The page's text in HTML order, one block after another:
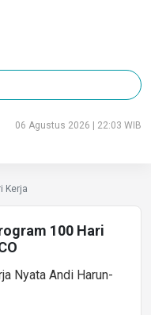
06 Agustus 2026 | 22:03 WIB
Kerja
100 Hari